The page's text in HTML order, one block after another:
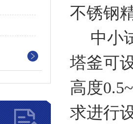
不锈钢
中小
塔釜可
高度
求进行